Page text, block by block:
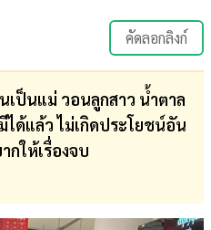
คัดลอกลิงก์
นแม่ วอนลูกสาว น้ำตาล
ด้แล้ว ไม่เกิดประโยชน์อัน
กให้เรื่องจบ